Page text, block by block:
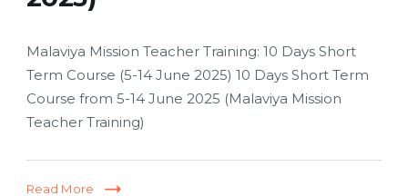
Malaviya Mission Teacher Training: 10 Days Short
Term Course (5-14 June 2025) 10 Days Short Term
Course from 5-14 June 2025 (Malaviya Mission
Teacher Training)
Read More